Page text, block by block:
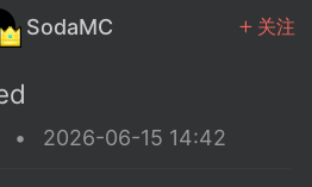
SodaMC 关注
• 2026-06-15 14:42